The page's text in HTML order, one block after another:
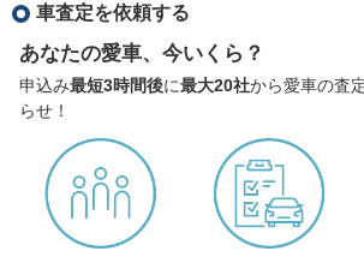
車査定を依頼する
あなたの愛車、今いくら？
申込み最短3時間後に最大20社から愛車の査
らせ！